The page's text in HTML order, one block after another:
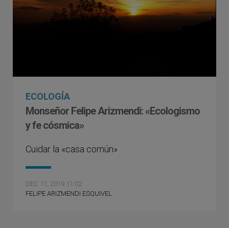
ECOLOGÍA
Monseñor Felipe Arizmendi: «Ecologismo
y fe cósmica»
Cuidar la «casa común»
DEC 11, 2019 11:02
FELIPE ARIZMENDI ESQUIVEL